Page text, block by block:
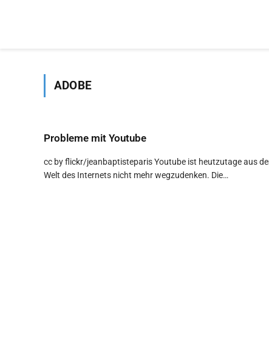
ADOBE
Probleme mit Youtube
cc by flickr/jeanbaptisteparis Youtube ist heutzutage aus
Welt des Internets nicht mehr wegzudenken. Die…